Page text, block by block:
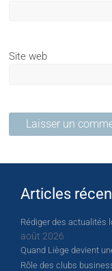
Site web
Articles
Rédiger des actualités
août 2026
Quand Liège devient
Rôle des clubs